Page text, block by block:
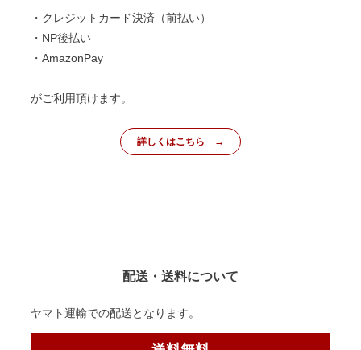
・クレジットカード決済（前払い）
・NP後払い
・AmazonPay
がご利用頂けます。
詳しくはこちら
配送・送料について
ヤマト運輸での配送となります。